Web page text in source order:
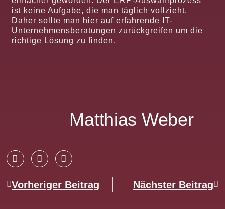
ist keine Aufgabe, die man täglich vollzieht.
Daher sollte man hier auf erfahrende IT-
Unternehmensberatungen zurückgreifen um die
richtige Lösung zu finden.
Matthias Weber
Vorheriger Beitrag Nächster Beitrag